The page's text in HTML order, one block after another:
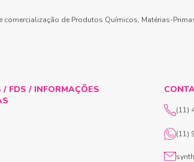
de Produtos Químicos, Matérias-
/ FDS / INFORMAÇÕES
(11)
(11)